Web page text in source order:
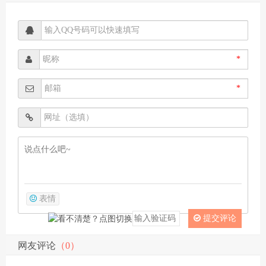
*
*
表情
提交评论
网友评论 （0）